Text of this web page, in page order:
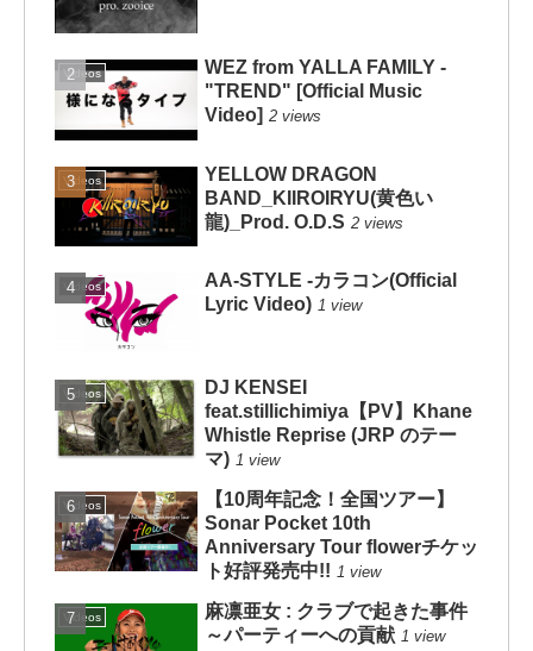
Videos
WEZ from YALLA FAMILY -
"TREND" [Official Music
Video] 2 views
Videos
YELLOW DRAGON
BAND_KIIROIRYU(黄色い
龍)_Prod. O.D.S 2 views
Videos
AA-STYLE -カラコン(Official
Lyric Video) 1 view
Videos
DJ KENSEI
feat.stillichimiya【PV】Khane
Whistle Reprise (JRP のテー
マ) 1 view
Videos
【10周年記念！全国ツアー】
Sonar Pocket 10th
Anniversary Tour flowerチケッ
ト好評発売中!! 1 view
Videos
麻凛亜女 : クラブで起きた事件
～パーティーへの貢献 1 view